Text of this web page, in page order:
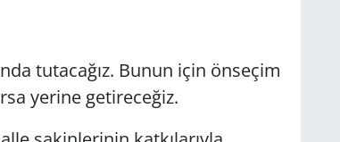
tutacağız. Bunun için önseçim
yerine getireceğiz.